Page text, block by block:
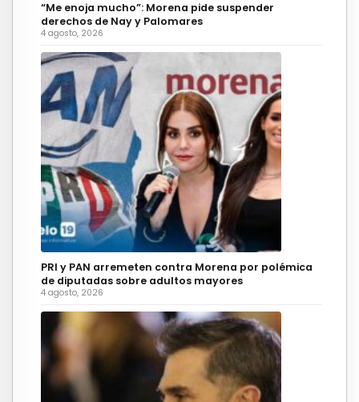
“Me enoja mucho”: Morena pide suspender
derechos de Nay y Palomares
4 agosto, 2026
PRI y PAN arremeten contra Morena por polémica
de diputadas sobre adultos mayores
4 agosto, 2026